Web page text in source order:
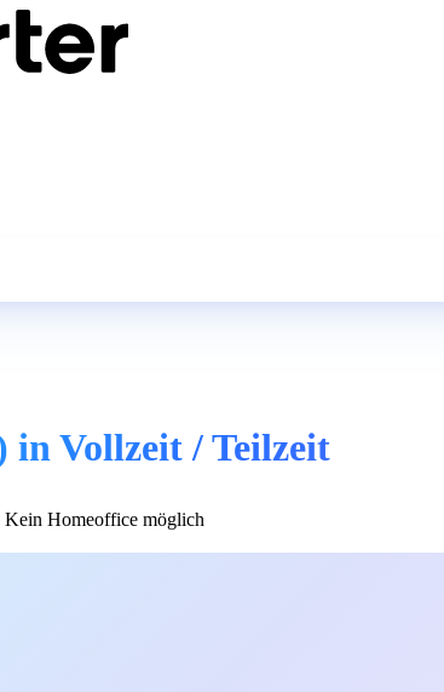
in Vollzeit / Teilzeit
Kein Homeoffice möglich